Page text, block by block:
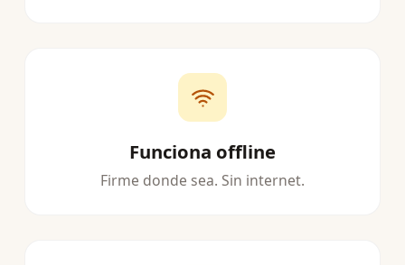
Funciona offline
Firme donde sea. Sin internet.